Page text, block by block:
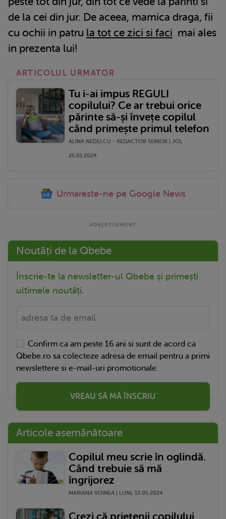
de la cei din jur. De aceea, mamica draga, fii
cu ochii in patru la tot ce zici si faci mai ales
in prezenta lui!
ARTICOLUL URMATOR
Tu i-ai impus REGULI
copilului? Ce ar trebui orice
părinte să-și învețe copilul
când primește primul telefon
ALINA NEDELCU - REDACTOR SENIOR | JOI,
25.01.2024
Urmareste-ne pe Google News
Noutăți de la Qbebe
Înscrie-te la newsletter-ul Qbebe și primești
ultimele noutăți.
Confirm ca am peste 16 ani si sunt de acord ca
Qbebe.ro sa colecteze adresa de email pentru a primi
newslettere si e-mail-uri promotionale.
VREAU SĂ MĂ ÎNSCRIU
Articole asemănătoare
Copilul meu scrie în oglindă.
Când trebuie să mă
îngrijorez
MARIANA VOINEA | LUNI, 13.05.2024